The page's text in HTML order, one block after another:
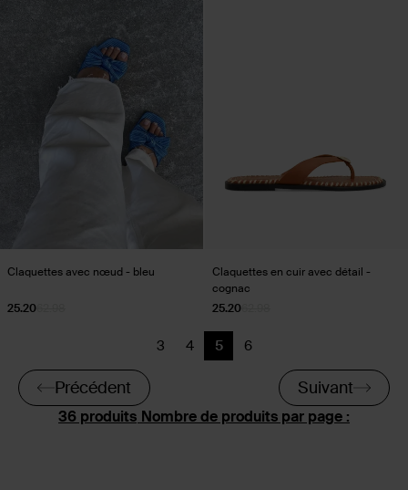
Claquettes avec nœud - bleu
25.20
Claquettes en cuir avec détail -
cognac
25.20
Nombre de produits par page :
Précédent
Précédent
3
Précédent
4
Page actuelle
5
Précédent
6
Suivant